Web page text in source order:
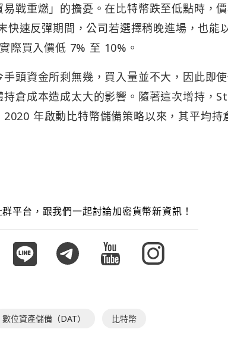
戰重燃」的擔憂。在比特幣跌至低點時，
快速反彈期間，公司若選擇稍晚進場，也能
際買入價低 7% 至 10%。
頭資金所剩無幾，買入量並不大，因此即
倉成本造成太大的影響。隨著這次增持，
年啟動比特幣儲備策略以來，其平均持
平台，跟我們一起討論加密貨幣新資訊！
數位資產儲備（DAT） 比特幣